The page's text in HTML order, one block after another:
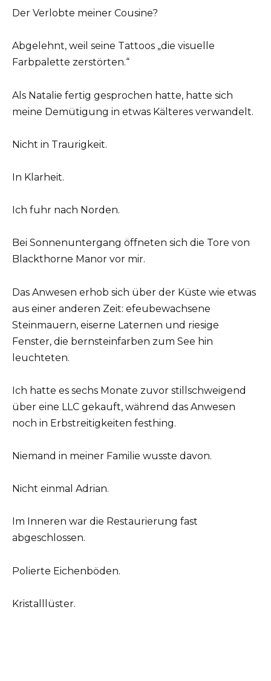
Der Verlobte meiner Cousine?
Abgelehnt, weil seine Tattoos „die visuelle
Farbpalette zerstörten.“
Als Natalie fertig gesprochen hatte, hatte sich
meine Demütigung in etwas Kälteres verwandelt.
Nicht in Traurigkeit.
In Klarheit.
Ich fuhr nach Norden.
Bei Sonnenuntergang öffneten sich die Tore von
Blackthorne Manor vor mir.
Das Anwesen erhob sich über der Küste wie etwas
aus einer anderen Zeit: efeubewachsene
Steinmauern, eiserne Laternen und riesige
Fenster, die bernsteinfarben zum See hin
leuchteten.
Ich hatte es sechs Monate zuvor stillschweigend
über eine LLC gekauft, während das Anwesen
noch in Erbstreitigkeiten festhing.
Niemand in meiner Familie wusste davon.
Nicht einmal Adrian.
Im Inneren war die Restaurierung fast
abgeschlossen.
Polierte Eichenböden.
Kristalllüster.